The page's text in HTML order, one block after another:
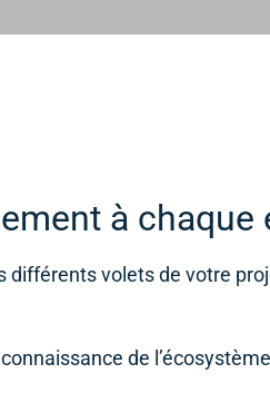
à chaque
différents volets de votre
de